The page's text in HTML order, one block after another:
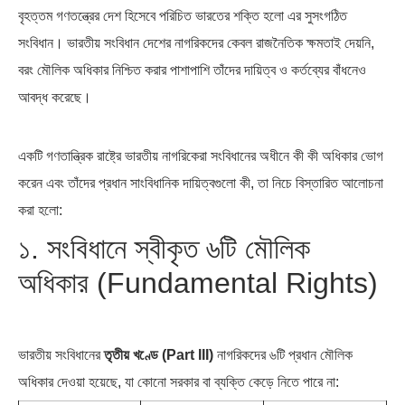
বৈশ্বিক…
বৃহত্তম গণতন্ত্রের দেশ হিসেবে পরিচিত ভারতের শক্তি হলো এর সুসংগঠিত
সংবিধান। ভারতীয় সংবিধান দেশের নাগরিকদের কেবল রাজনৈতিক ক্ষমতাই দেয়নি,
বরং মৌলিক অধিকার নিশ্চিত করার পাশাপাশি তাঁদের দায়িত্ব ও কর্তব্যের বাঁধনেও
আবদ্ধ করেছে।
একটি গণতান্ত্রিক রাষ্ট্রে ভারতীয় নাগরিকেরা সংবিধানের অধীনে কী কী অধিকার ভোগ
করেন এবং তাঁদের প্রধান সাংবিধানিক দায়িত্বগুলো কী, তা নিচে বিস্তারিত আলোচনা
করা হলো:
১. সংবিধানে স্বীকৃত ৬টি মৌলিক
অধিকার (Fundamental Rights)
ভারতীয় সংবিধানেরতৃতীয় খণ্ডে (Part III) নাগরিকদের ৬টি প্রধান মৌলিক
অধিকার দেওয়া হয়েছে, যা কোনো সরকার বা ব্যক্তি কেড়ে নিতে পারে না: